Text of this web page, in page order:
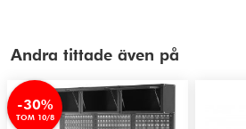
Andra tittade även på
-30%
TOM 10/8